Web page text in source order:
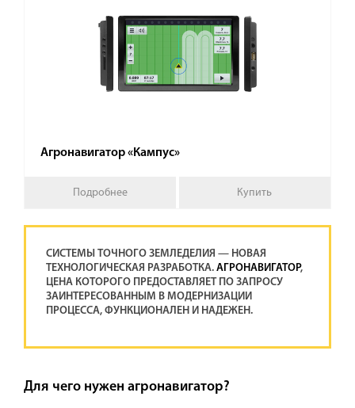
Агронавигатор «Кампус»
Подробнее Купить
СИСТЕМЫ ТОЧНОГО ЗЕМЛЕДЕЛИЯ — НОВАЯ
ТЕХНОЛОГИЧЕСКАЯ РАЗРАБОТКА. АГРОНАВИГАТОР,
ЦЕНА КОТОРОГО ПРЕДОСТАВЛЯЕТ ПО ЗАПРОСУ
ЗАИНТЕРЕСОВАННЫМ В МОДЕРНИЗАЦИИ
ПРОЦЕССА, ФУНКЦИОНАЛЕН И НАДЕЖЕН.
Для чего нужен агронавигатор?